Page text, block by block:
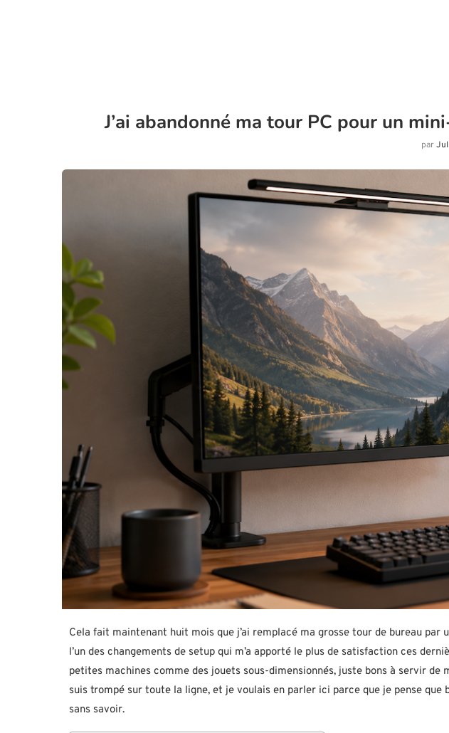
J’ai abandonné ma tour PC pour un
par
Cela fait maintenant huit mois que j’ai remplacé ma grosse tour de bureau par
l’un des changements de setup qui m’a apporté le plus de satisfaction ces
petites machines comme des jouets sous-dimensionnés, juste bons à servir de
suis trompé sur toute la ligne, et je voulais en parler ici parce que je pense que
sans savoir.